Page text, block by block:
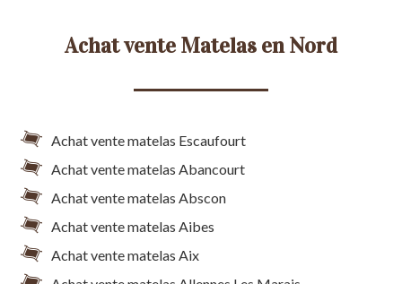
Achat vente Matelas en Nord
Achat vente matelas Escaufourt
Achat vente matelas Abancourt
Achat vente matelas Abscon
Achat vente matelas Aibes
Achat vente matelas Aix